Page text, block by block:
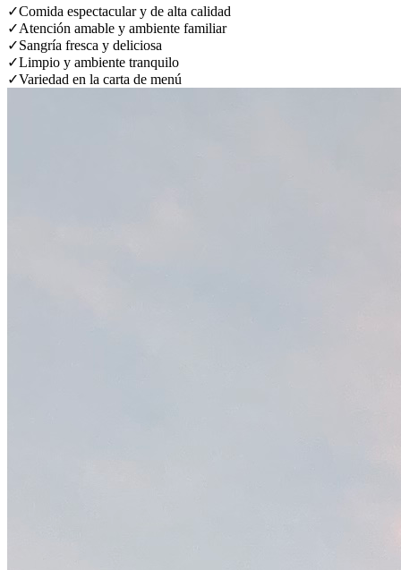
✓Comida espectacular y de alta calidad
✓Atención amable y ambiente familiar
✓Sangría fresca y deliciosa
✓Limpio y ambiente tranquilo
✓Variedad en la carta de menú